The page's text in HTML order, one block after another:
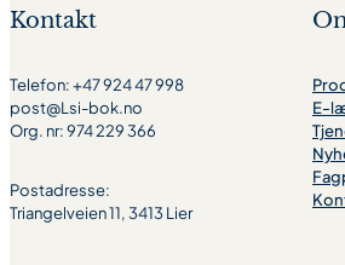
Kontakt
Telefon: +47 924 47 998
post@Lsi-bok.no
Org. nr: 974 229 366
Postadresse:
Triangelveien 11, 3413 Lier
E-